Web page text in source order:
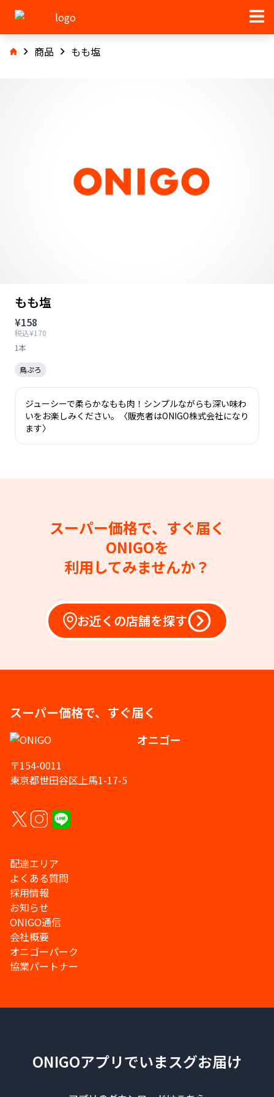
商品 もも塩
もも塩
¥158
税込¥170
1本
鳥ぷろ
ジューシーで柔らかなもも肉！シンプルながらも深い味わ
いをお楽しみください。〈販売者はONIGO株式会社になり
ます〉
スーパー価格で、すぐ届く
ONIGOを
利用してみませんか？
お近くの店舗を探す
スーパー価格で、すぐ届く
オニゴー
〒154-0011
東京都世田谷区上馬1-17-5
配達エリア
よくある質問
採用情報
お知らせ
ONIGO通信
会社概要
オニゴーパーク
協業パートナー
ONIGOアプリでいまスグお届け